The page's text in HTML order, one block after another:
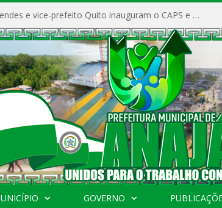
Prefeito Vivaldo Mendes e vice-prefeito Quito inauguram o CAPS e fortalecem a saúde pública em Anajás.
GOVERNO